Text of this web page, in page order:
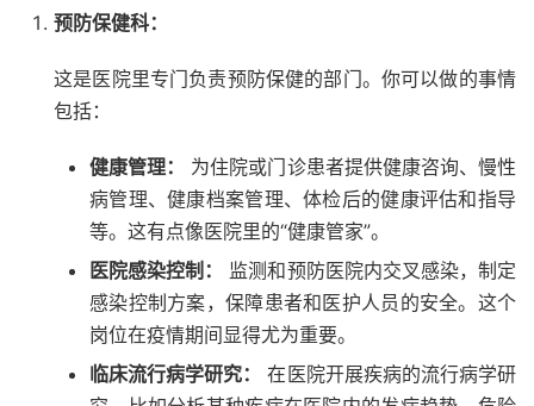
预防保健科：
这是医院里专门负责预防保健的部门。你可以做的事情
包括：
健康管理：
为住院或门诊患者提供健康咨询、慢性
病管理、健康档案管理、体检后的健康评估和指导
等。这有点像医院里的“健康管家”。
医院感染控制：
监测和预防医院内交叉感染，制定
感染控制方案，保障患者和医护人员的安全。这个
岗位在疫情期间显得尤为重要。
临床流行病学研究：
在医院开展疾病的流行病学研